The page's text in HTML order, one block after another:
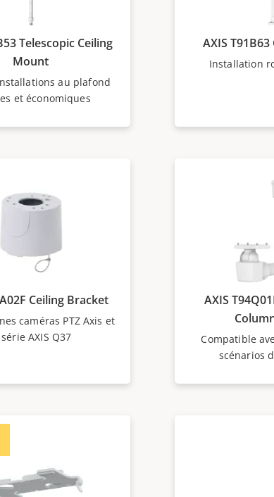
Telescopic Ceiling
Mount
au plafond
et économiques
AXIS
Installation
Ceiling Bracket
caméras PTZ Axis et
AXIS Q37
AXIS
Compatible
scénarios